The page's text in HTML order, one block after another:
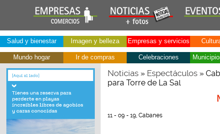
Salud y bienestar Imagen y belleza Empresas y servicios
Mundo hogar Ir de compras Celebraciones
Noticias» Espectáculos»
para Torre de La Sal
11 - 09 - 19, Cabanes